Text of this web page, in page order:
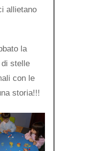
allietano
la
stelle
con le
storia!!!